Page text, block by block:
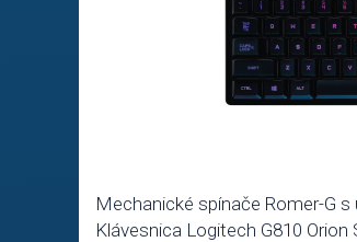
Mechanické spínače Romer-G
Klávesnica Logitech G810